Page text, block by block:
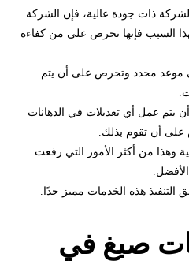
ذات جودة عالية، فإن الشركة
السبب فإنها تحرص على من كفاءة
موعد محدد وتحرص على أن يتم
يتم عمل أي تعديلات في الدهانات
أن تقوم بذلك.
وهذا من أكثر الأمور التي رفعت
التنفيذ هذه الخدمات مميز جدًا.
صبغ في